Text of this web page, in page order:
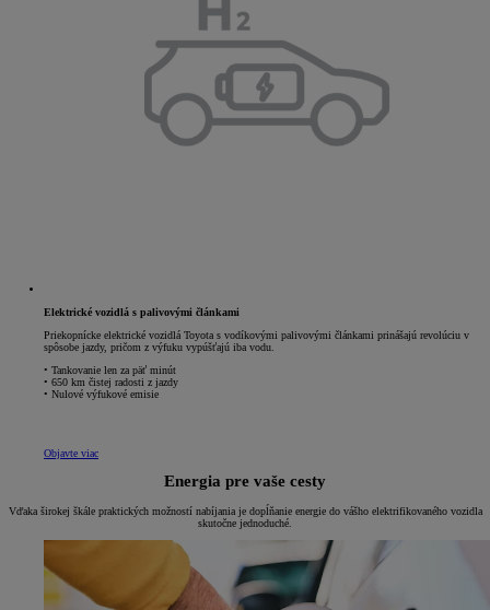
Elektrické vozidlá s palivovými článkami
Priekopnícke elektrické vozidlá Toyota s vodíkovými palivovými článkami prinášajú revolúciu v
spôsobe jazdy, pričom z výfuku vypúšťajú iba vodu.
• Tankovanie len za päť minút
• 650 km čistej radosti z jazdy
• Nulové výfukové emisie
Objavte viac
Energia pre vaše cesty
Vďaka širokej škále praktických možností nabíjania je dopĺňanie energie do vášho elektrifikovaného vozidla
skutočne jednoduché.